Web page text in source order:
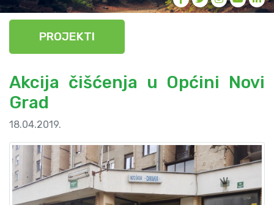
PROJEKTI
Akcija čišćenja u Općini Novi
Grad
18.04.2019.